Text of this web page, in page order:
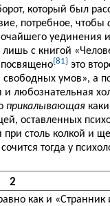
который был
потребное, чтобы
уединения и
с книгой
посвящено{81}это
умов», а
любознательная
прикалывающая
оставленных
столь колкой и
тогда у
2
как и «Странник